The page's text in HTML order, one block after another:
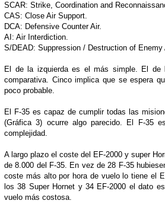
SCAR: Strike, Coordination and
CAS: Close Air Support.
DCA: Defensive Counter Air.
AI: Air Interdiction.
S/DEAD: Suppression / Destruction of Enemy
El de la izquierda es el más simple. El de
comparativa. Cinco implica que se espera
poco probable.
El F-35 es capaz de cumplir todas las
(Gráfica 3) ocurre algo parecido. El F-35
complejidad.
A largo plazo el coste del EF-2000 y super
de 8.000 del F-35. En vez de 28 F-35
coste más alto por hora de vuelo lo tiene el
los 38 Super Hornet y 34 EF-2000 el dato
vuelo más costosa.